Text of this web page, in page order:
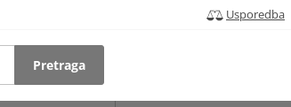
Usporedba
Pretraga